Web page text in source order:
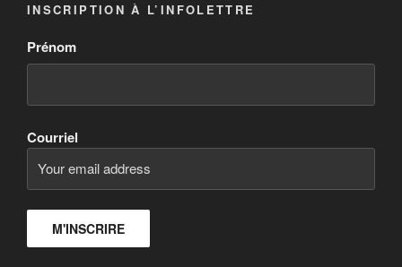
INSCRIPTION À L’INFOLETTRE
Prénom
Courriel